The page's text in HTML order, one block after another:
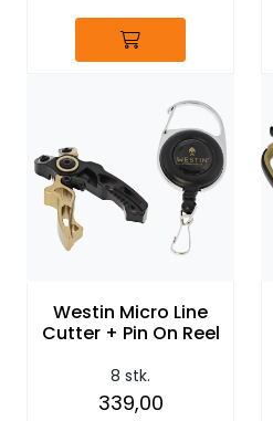
Westin Micro Line
Cutter + Pin On Reel
8 stk.
339,00